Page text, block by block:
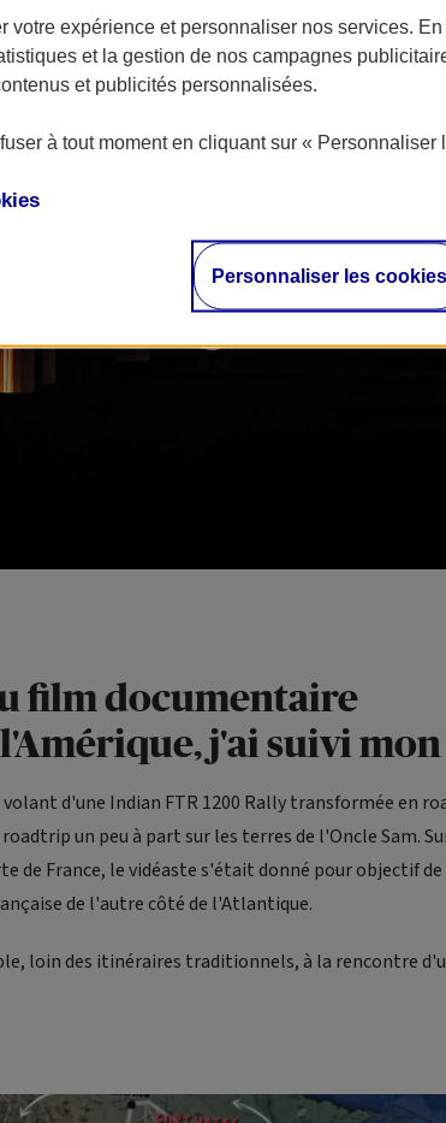
votre expérience et personnaliser nos services.
et la gestion de nos campagnes
et publicités personnalisées.
à tout moment en cliquant sur « Personnaliser
Personnaliser les cookies
film documentaire
j'ai suivi mon
d'une Indian FTR 1200 Rally transformée en
roadtripun peu à part sur les terres de l'Oncle Sam.
de France, le vidéaste s'était donné pour objectif
de l'autre côté de l'Atlantique.
loin des itinéraires traditionnels, à la rencontre